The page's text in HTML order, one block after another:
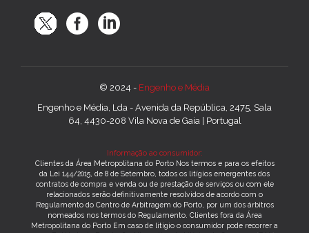
© 2024 - Engenho e Média
Engenho e Média, Lda - Avenida da República, 2475, Sala
64, 4430-208 Vila Nova de Gaia | Portugal
Informação ao consumidor:
Clientes da Área Metropolitana do Porto Nos termos e para os efeitos
da Lei 144/2015, de 8 de Setembro, todos os litígios emergentes dos
contratos de compra e venda ou de prestação de serviços ou com ele
relacionados serão definitivamente resolvidos de acordo com o
Regulamento do Centro de Arbitragem do Porto, por um dos árbitros
nomeados nos termos do Regulamento. Clientes fora da Área
Metropolitana do Porto Em caso de litígio o consumidor pode recorrer a